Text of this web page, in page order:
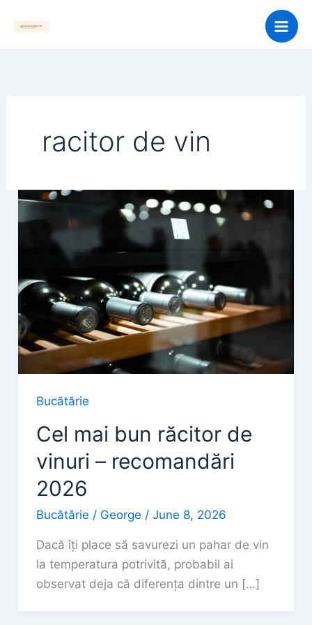
racitor de vin
Bucătărie
Cel mai bun răcitor de
vinuri – recomandări
2026
Bucătărie / George / June 8, 2026
Dacă îți place să savurezi un pahar de vin
la temperatura potrivită, probabil ai
observat deja că diferența dintre un […]